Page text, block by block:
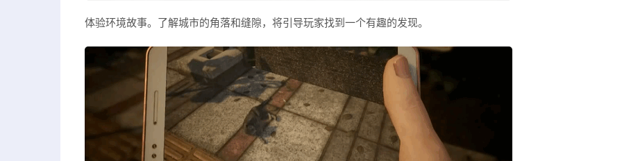
体验环境故事。了解城市的角落和缝隙，将引导玩家找到一个有趣的发现。